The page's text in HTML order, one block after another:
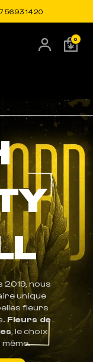
0
56 93 14 20
2019, nous
unique
fleurs
Fleurs de
, le choix